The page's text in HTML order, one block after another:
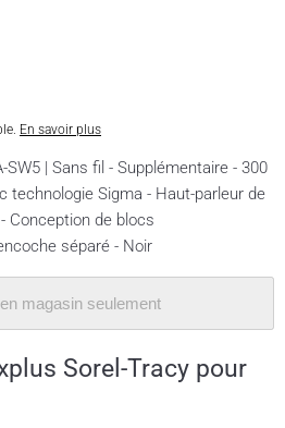
En savoir plus
SW5 | Sans fil - Supplémentaire - 300
technologie Sigma - Haut-parleur de
Conception de blocs
séparé - Noir
magasin seulement
Sorel-Tracy pour